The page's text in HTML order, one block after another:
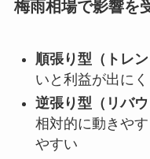
梅雨相場で影響を
順張り型（トレン
いと利益が出に
逆張り型（リバウ
相対的に動きや
やすい